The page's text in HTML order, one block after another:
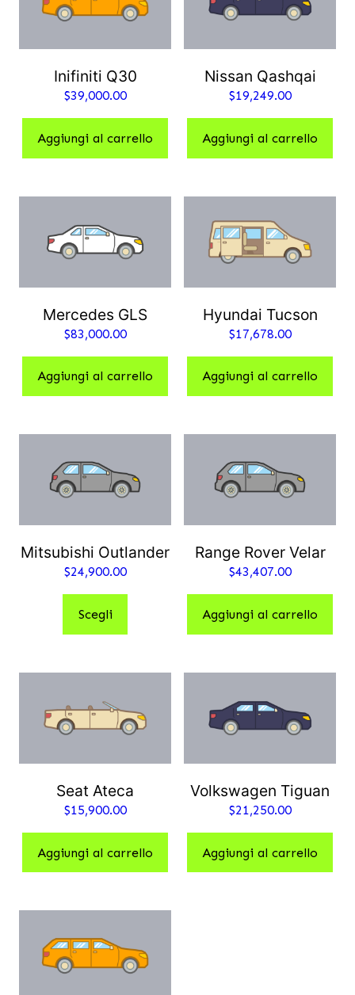
Inifiniti Q30
$39,000.00
Aggiungi al carrello
Nissan Qashqai
$19,249.00
Aggiungi al carrello
Mercedes GLS
$83,000.00
Aggiungi al carrello
Hyundai Tucson
$17,678.00
Aggiungi al carrello
Mitsubishi Outlander
$24,900.00
Scegli
Range Rover Velar
$43,407.00
Aggiungi al carrello
Seat Ateca
$15,900.00
Aggiungi al carrello
Volkswagen Tiguan
$21,250.00
Aggiungi al carrello